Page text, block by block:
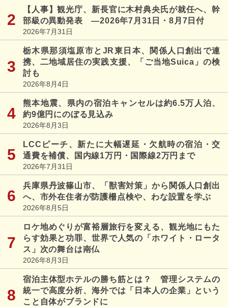
【人事】観光庁、新長官に木村典央氏が就任へ、幹
部級の異動発表 ―2026年7月31日・8月7日付
2026年7月31日
栃木県那須塩原市とJR東日本、関係人口創出で連
携、二地域居住の実践支援、「ご当地Suica」の検
討も
2026年8月4日
熊本地震、県内の宿泊キャンセルは約6.5万人泊、
約9億円にのぼる見込み
2026年8月3日
LCCピーチ、新たに大幅遅延・欠航時の宿泊・交
通費を補償、国内線1万円・国際線2万円まで
2026年7月31日
兵庫県丹波篠山市、「獣害対策」から関係人口創出
へ、市外在住者が防護柵点検や、わな設置を学ぶ
2026年8月5日
ロケ地めぐりが富裕層旅行を変える、観光地にもた
らす効果と功罪、世界で人気の「ホワイト・ロータ
ス」次の舞台は南仏
2026年8月3日
宿泊主体型ホテルの勝ち筋とは？ 管理システムの
統一で高度分析、海外では「日本人の企業」という
こと自体がブランドに